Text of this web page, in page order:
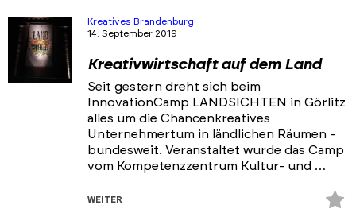
Ansprechpartner & Netzwerke
Portfolios
Veranstaltungen & Events
Kreatives Brandenburg
14. September 2019
Kreativwirtschaft auf dem Land
Seit gestern dreht sich beim
InnovationCamp LANDSICHTEN in Görlitz
alles um die Chancenkreatives
Unternehmertum in ländlichen Räumen -
bundesweit. Veranstaltet wurde das Camp
vom Kompetenzzentrum Kultur- und …
WEITER